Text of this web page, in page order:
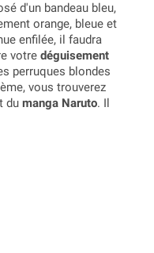
d'un bandeau bleu,
orange, bleue et
enfilée, il faudra
votre déguisement
perruques blondes
vous trouverez
du manga Naruto. Il